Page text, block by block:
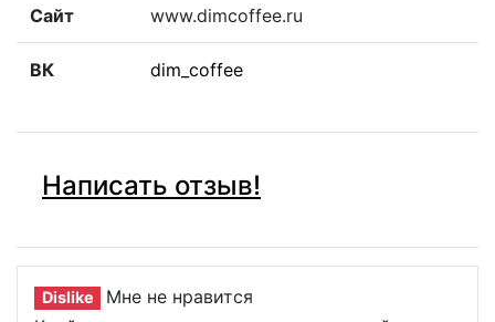
Сайт www.dimcoffee.ru
ВК dim_coffee
Написать отзыв!
Dislike
Мне не нравится